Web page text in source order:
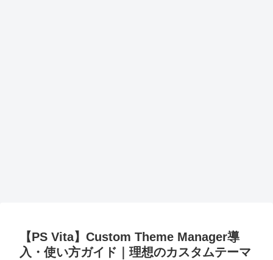
【PS Vita】Custom Theme Manager導
入・使い方ガイド｜理想のカスタムテーマ